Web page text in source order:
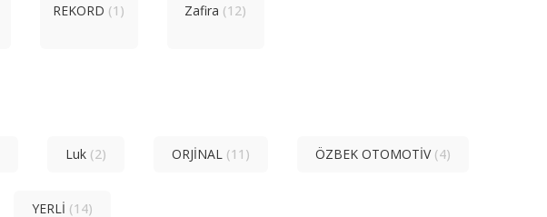
REKORD (1) Zafira (12)
Luk (2) ORJİNAL (11) ÖZBEK OTOMOTİV (4)
YERLİ (14)